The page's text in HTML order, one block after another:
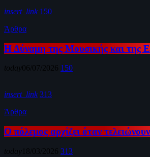
insert_link 150
Άρθρα
Η Δύναμη της Μουσικής και της
today06/07/2026 150
insert_link 313
Άρθρα
Ο πόλεμος αρχίζει όταν
today 18/03/2026 313